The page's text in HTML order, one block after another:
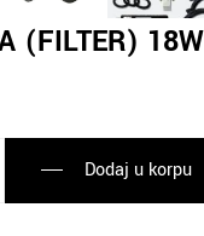
(FILTER) 18W
Dodaj u korpu